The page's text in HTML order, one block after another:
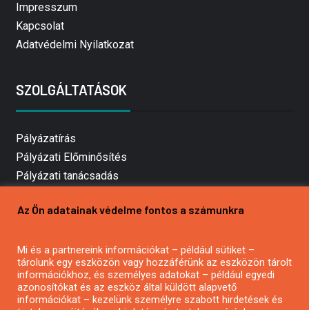
Impresszum
Kapcsolat
Adatvédelmi Nyilatkozat
SZOLGÁLTATÁSOK
Pályázatírás
Pályázati Előminősítés
Pályázati tanácsadás
Mezőgazdasági pályázatírás
Pályázatírás civil szervezeteknek
Pályázatírás önkormányzatoknak
Pályázatfigyelés
Specifikus pályázatfigyelés vagy hírlevél
Az Ön adatainak védelme fontos a számunkra
Mi és a partnereink információkat – például sütiket –
tárolunk egy eszközön vagy hozzáférünk az eszközön tárolt
információkhoz, és személyes adatokat – például egyedi
azonosítókat és az eszköz által küldött alapvető
információkat – kezelünk személyre szabott hirdetések és